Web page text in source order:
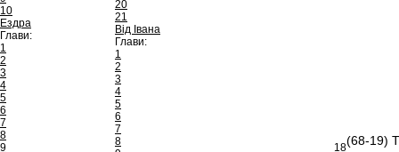
10
Ездра
Глави:
1
2
3
4
5
6
7
8
9
20
21
Від Івана
Глави:
1
2
3
4
5
6
7
8
18(68-19)